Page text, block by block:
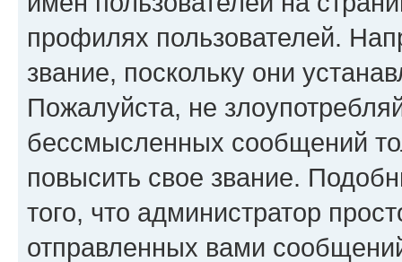
профилях пользователей.
звание, поскольку они
Пожалуйста, не
бессмысленных сообщений
повысить свое звание.
того, что администратор
отправленных вами